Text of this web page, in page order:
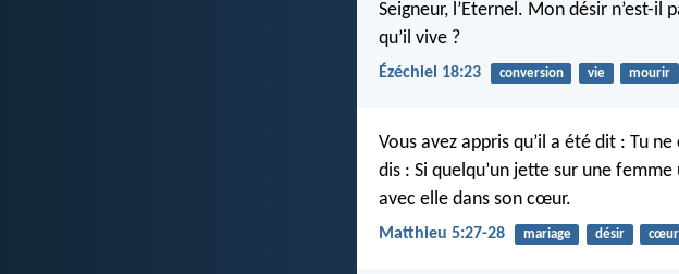
Seigneur, l’Eternel. Mon désir n’est-
qu’il vive ?
Ézéchiel 18:23 conversion vie mourir
Vous avez appris qu’il a été dit : Tu
dis : Si quelqu’un jette sur une
avec elle dans son cœur.
Matthieu 5:27-28 mariage désir cœur